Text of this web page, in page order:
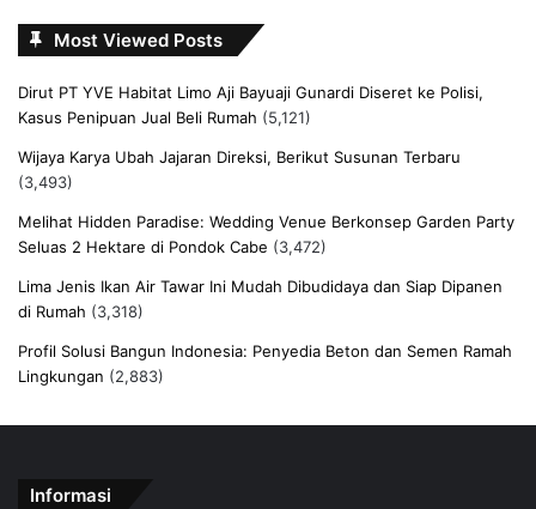
Most Viewed Posts
Dirut PT YVE Habitat Limo Aji Bayuaji Gunardi Diseret ke Polisi,
Kasus Penipuan Jual Beli Rumah (5,121)
Wijaya Karya Ubah Jajaran Direksi, Berikut Susunan Terbaru
(3,493)
Melihat Hidden Paradise: Wedding Venue Berkonsep Garden Party
Seluas 2 Hektare di Pondok Cabe (3,472)
Lima Jenis Ikan Air Tawar Ini Mudah Dibudidaya dan Siap Dipanen
di Rumah (3,318)
Profil Solusi Bangun Indonesia: Penyedia Beton dan Semen Ramah
Lingkungan (2,883)
Informasi